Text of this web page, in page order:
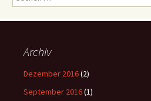
nach:
Archiv
Dezember 2016(2)
September 2016(1)